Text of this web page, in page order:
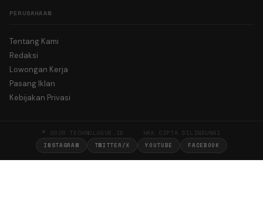
PERUSAHAAN
Tentang Kami
Redaksi
Lowongan Kerja
Pasang Iklan
Kebijakan Privasi
© 2026 TECHNOLOGUE.ID · HAK CIPTA DILINDUNGI
INSTAGRAM TWITTER/X YOUTUBE FACEBOOK